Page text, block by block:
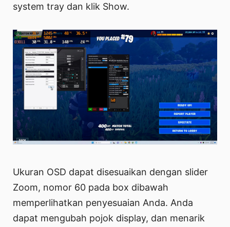
system tray dan klik Show.
Ukuran OSD dapat disesuaikan dengan slider
Zoom, nomor 60 pada box dibawah
memperlihatkan penyesuaian Anda. Anda
dapat mengubah pojok display, dan menarik